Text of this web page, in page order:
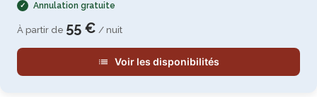
Annulation gratuite
À partir de 55 € / nuit
Voir les disponibilités